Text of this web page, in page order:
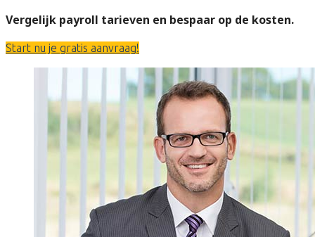
Vergelijk payroll tarieven en bespaar op de kosten.
Start nu je gratis aanvraag!